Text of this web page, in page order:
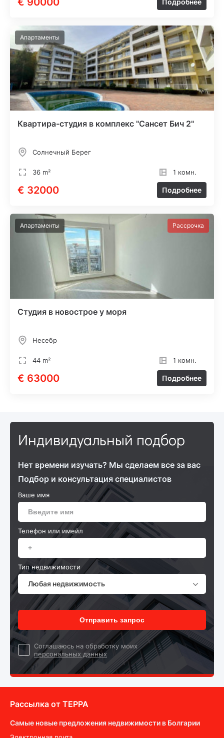
Подробнее
Апартаменты
Квартира-студия в комплекс "Сансет Бич 2"
Солнечный Берег
36 m² 1 комн.
€ 32000 Подробнее
Апартаменты Рассрочка
Студия в новострое у моря
Несебр
44 m² 1 комн.
€ 63000 Подробнее
Индивидуальный подбор
Нет времени изучать? Мы сделаем все за вас
Подбор и консультация специалистов
Ваше имя
Телефон или имейл
Тип недвижимости
Любая недвижимость
Отправить запрос
Cоглашаюсь на обработку моих
персональных данных
Рассылка от ТEPPA
Самые новые предложения недвижимости в Болгарии